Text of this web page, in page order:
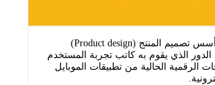
معرفة وفهم أسس تصميم المنتج (Product design)
الذي يقوم به كاتب تجربة المستخدم
الرقمية الحالية من تطبيقات الموبايل